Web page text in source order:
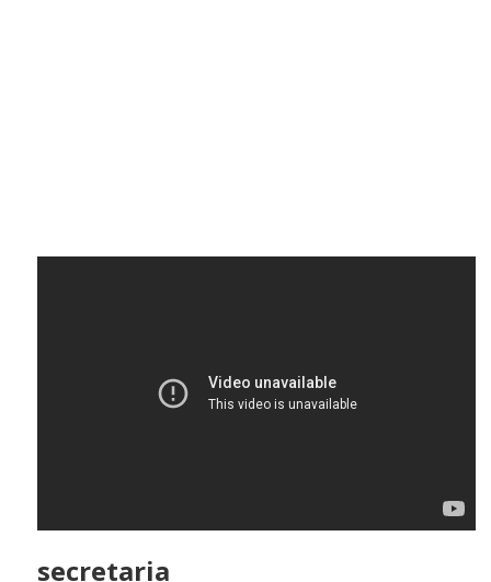
secretaria